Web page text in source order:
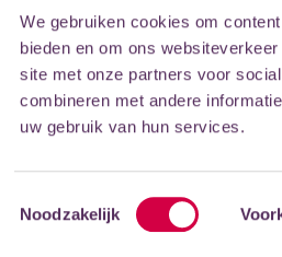
We gebruiken cookies om
bieden en om ons
site met onze partners voor
combineren met andere
uw gebruik van hun services.
Toestemmingsselectie
Noodzakelijk